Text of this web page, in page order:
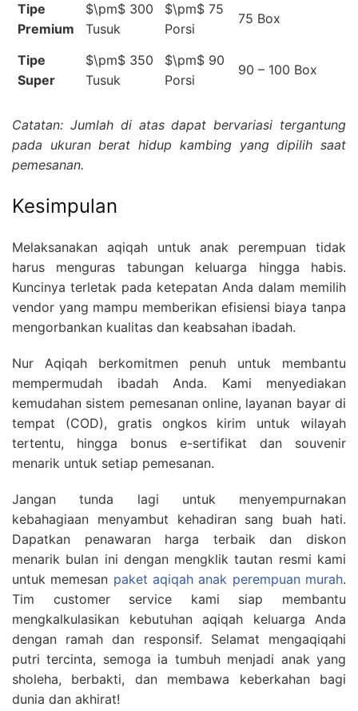
Tipe
Premium
$\pm$ 300
Tusuk
$\pm$ 75
Porsi
75 Box
Tipe
Super
$\pm$ 350
Tusuk
$\pm$ 90
Porsi
90 – 100 Box
Catatan: Jumlah di atas dapat bervariasi tergantung
pada ukuran berat hidup kambing yang dipilih saat
pemesanan.
Kesimpulan
Melaksanakan aqiqah untuk anak perempuan tidak
harus menguras tabungan keluarga hingga habis.
Kuncinya terletak pada ketepatan Anda dalam memilih
vendor yang mampu memberikan efisiensi biaya tanpa
mengorbankan kualitas dan keabsahan ibadah.
Nur Aqiqah berkomitmen penuh untuk membantu
mempermudah ibadah Anda. Kami menyediakan
kemudahan sistem pemesanan online, layanan bayar di
tempat (COD), gratis ongkos kirim untuk wilayah
tertentu, hingga bonus e-sertifikat dan souvenir
menarik untuk setiap pemesanan.
Jangan tunda lagi untuk menyempurnakan
kebahagiaan menyambut kehadiran sang buah hati.
Dapatkan penawaran harga terbaik dan diskon
menarik bulan ini dengan mengklik tautan resmi kami
untuk memesan paket aqiqah anak perempuan murah.
Tim customer service kami siap membantu
mengkalkulasikan kebutuhan aqiqah keluarga Anda
dengan ramah dan responsif. Selamat mengaqiqahi
putri tercinta, semoga ia tumbuh menjadi anak yang
sholeha, berbakti, dan membawa keberkahan bagi
dunia dan akhirat!